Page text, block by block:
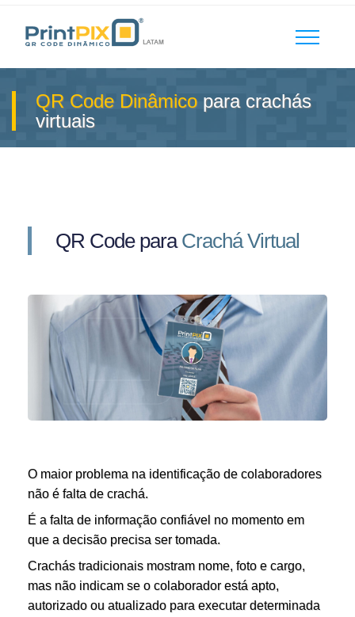
QR Code Dinâmicopara crachás
virtuais
QR Code paraCrachá Virtual
O maior problema na identificação de colaboradores
não é falta de crachá.
É a falta de informação confiável no momento em
que a decisão precisa ser tomada.
Crachás tradicionais mostram nome, foto e cargo,
mas não indicam se o colaborador está apto,
autorizado ou atualizado para executar determinada